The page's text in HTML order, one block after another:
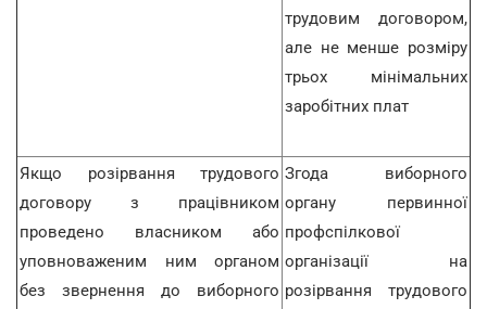
трудовим договором,
але не менше розміру
трьох мінімальних
заробітних плат
Якщо розірвання трудового
договору з працівником
проведено власником або
уповноваженим ним органом
без звернення до виборного
Згода виборного
органу первинної
профспілкової
організації на
розірвання трудового